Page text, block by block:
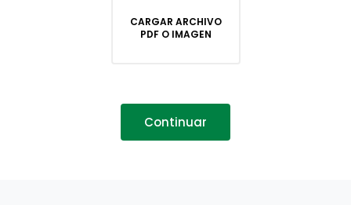
CARGAR ARCHIVO
PDF O IMAGEN
Continuar